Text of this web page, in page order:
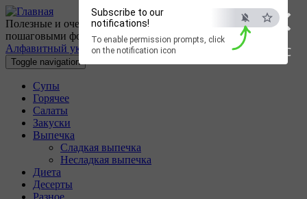
×
ESC
Subscribe to our
notifications!
To enable permission prompts, click
on the notification icon
Перейти к основному содержанию
Полезные и очень вкусные кулинарные рецепты с
пошаговыми фотографиями.
Алфавитный указатель
Toggle navigation
Супы
Горячее
Салаты
Закуски
Выпечка
Сладкая выпечка
Несладкая выпечка
Диета
Десерты
Разное